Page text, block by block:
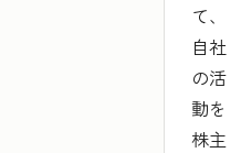
て、
自社
の活
動を
株主